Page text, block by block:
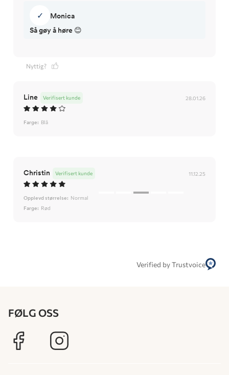
✓
Monica
Så gøy å høre 😊
Nyttig?
Line 28.01.26
Verifisert kunde
Farge: Blå
Christin 11.12.25
Verifisert kunde
Opplevd størrelse: Normal
Farge: Rød
Verified by Trustvoice
FØLG OSS